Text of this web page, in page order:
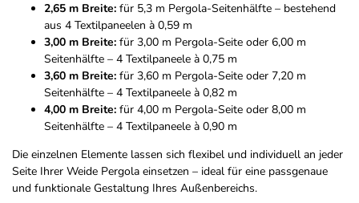
2,65 m Breite: für 5,3 m Pergola-Seitenhälfte – bestehend
aus 4 Textilpaneelen à 0,59 m
3,00 m Breite: für 3,00 m Pergola-Seite oder 6,00 m
Seitenhälfte – 4 Textilpaneele à 0,75 m
3,60 m Breite: für 3,60 m Pergola-Seite oder 7,20 m
Seitenhälfte – 4 Textilpaneele à 0,82 m
4,00 m Breite: für 4,00 m Pergola-Seite oder 8,00 m
Seitenhälfte – 4 Textilpaneele à 0,90 m
Die einzelnen Elemente lassen sich flexibel und individuell an jeder
Seite Ihrer Weide Pergola einsetzen – ideal für eine passgenaue
und funktionale Gestaltung Ihres Außenbereichs.